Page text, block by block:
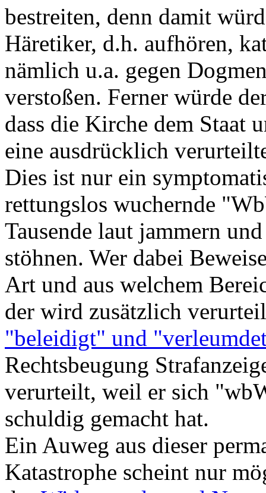
bestreiten, denn damit
Häretiker, d.h. aufhören,
nämlich u.a. gegen
verstoßen. Ferner würde
dass die Kirche dem Staat
eine ausdrücklich
Dies ist nur ein
rettungslos wuchernde
Tausende laut jammern
stöhnen. Wer dabei
Art und aus welchem
der wird zusätzlich
"beleidigt" und
Rechtsbeugung
verurteilt, weil er sich
schuldig gemacht hat.
Ein Auweg aus dieser
Katastrophe scheint nur